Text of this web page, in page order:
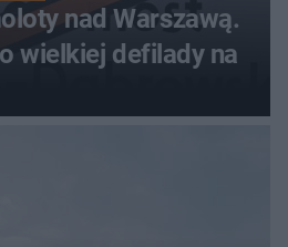
nad Warszawą.
wielkiej defilady na